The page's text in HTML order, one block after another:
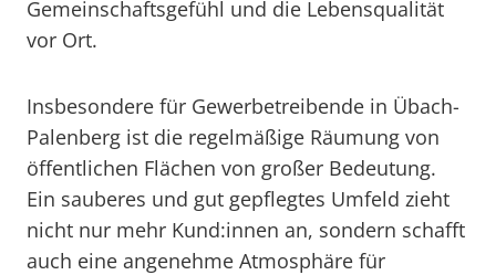
Gemeinschaftsgefühl und die Lebensqualität
vor Ort.
Insbesondere für Gewerbetreibende in Übach-
Palenberg ist die regelmäßige Räumung von
öffentlichen Flächen von großer Bedeutung.
Ein sauberes und gut gepflegtes Umfeld zieht
nicht nur mehr Kund:innen an, sondern schafft
auch eine angenehme Atmosphäre für